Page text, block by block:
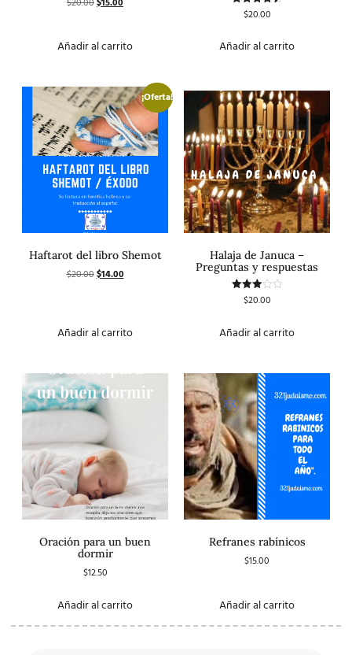
con
Añadir al carrito
Valorado
de 5
$20.00
Añadir al carrito
¡Oferta!
Haftarot del libro Shemot
$20.00$14.00
Añadir al carrito
Halaja de Januca –
Preguntas y respuestas
Valorado
de 5
$20.00
Añadir al carrito
Oración para un buen
dormir
$12.50
Añadir al carrito
Refranes rabínicos
$15.00
Añadir al carrito